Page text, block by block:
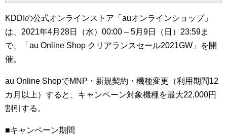
KDDIの公式オンラインストア「auオンラインショップ」
は、2021年4月28日（水）00:00 – 5月9日（日）23:59ま
で、「au Online Shop クリアランスセール2021GW」を開
催。
au Online ShopでMNP・新規契約・機種変更（利用期間12
カ月以上）すると、キャンペーン対象機種を最大22,000円
割引する。
■キャンペーン期間